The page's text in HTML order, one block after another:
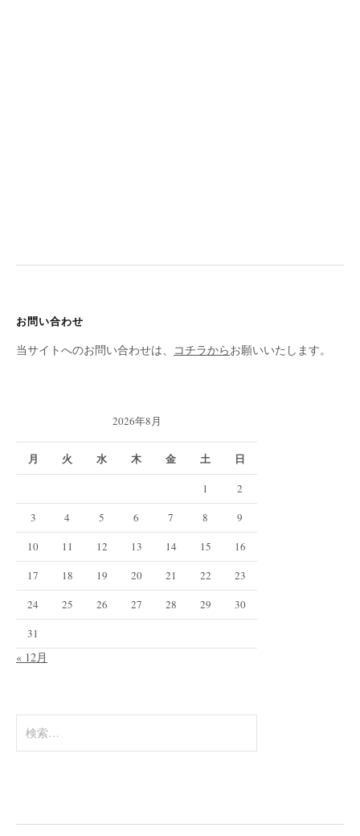
お問い合わせ
当サイトへのお問い合わせは、
コチラからお願いいたします。
2026年8月
月 火 水 木 金 土 日
1
2
3
4 5 6 7 8
9
10
11 12 13 14 15
16
17
18 19 20 21 22
23
24
25 26 27 28 29
30
31
« 12月
索